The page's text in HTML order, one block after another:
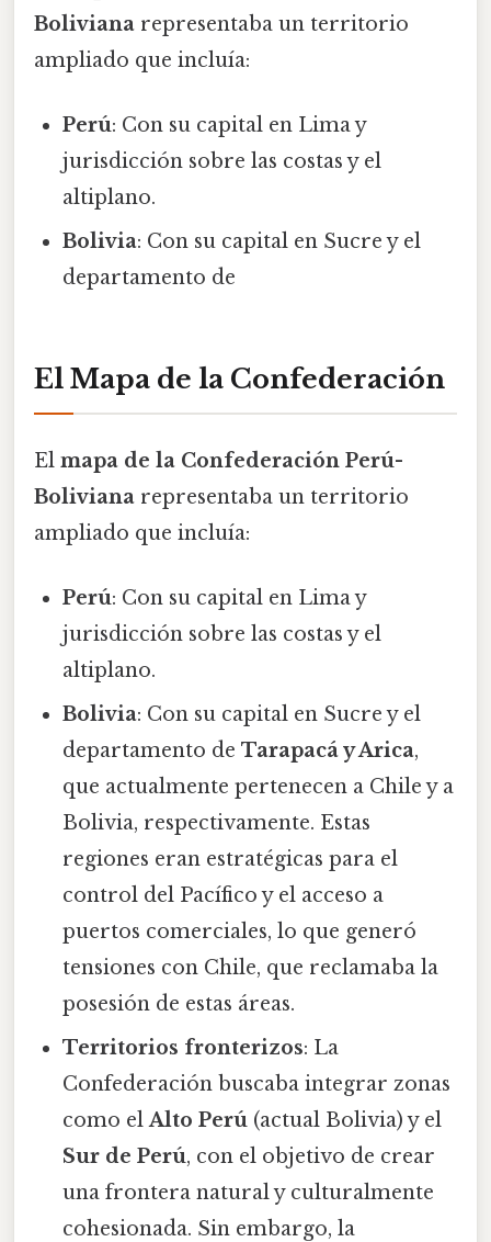
Boliviana representaba un territorio
ampliado que incluía:
Perú: Con su capital en Lima y
jurisdicción sobre las costas y el
altiplano.
Bolivia: Con su capital en Sucre y el
departamento de
El Mapa de la Confederación
El mapa de la Confederación Perú-
Boliviana representaba un territorio
ampliado que incluía:
Perú: Con su capital en Lima y
jurisdicción sobre las costas y el
altiplano.
Bolivia: Con su capital en Sucre y el
departamento deTarapacá y Arica,
que actualmente pertenecen a Chile y a
Bolivia, respectivamente. Estas
regiones eran estratégicas para el
control del Pacífico y el acceso a
puertos comerciales, lo que generó
tensiones con Chile, que reclamaba la
posesión de estas áreas.
Territorios fronterizos: La
Confederación buscaba integrar zonas
como elAlto Perú (actual Bolivia) y el
Sur de Perú, con el objetivo de crear
una frontera natural y culturalmente
cohesionada. Sin embargo, la